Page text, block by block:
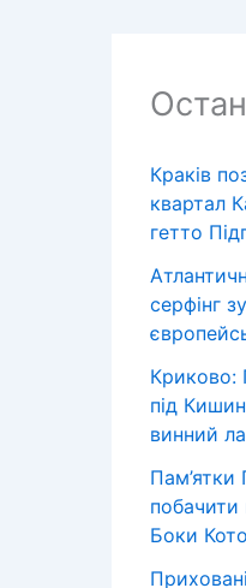
Краків
квартал
гетто
серфінг
Криково:
під
винний
Пам’ятки
побачити
Боки